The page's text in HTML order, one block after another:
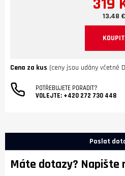
13,48 €
KOUPIT
Cena za kus (ceny jsou udány včetně
POTŘEBUJETE PORADIT?
VOLEJTE: +420 272 730 448
Poslat
Máte dotazy? Napište